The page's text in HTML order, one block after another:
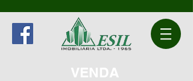
VENDA